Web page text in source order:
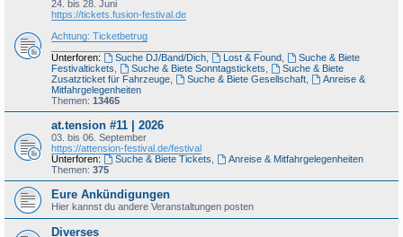
24. bis 28. Juni
https://tickets.fusion-festival.de
Achtung: Ticketbetrug
Unterforen:
Suche DJ/Band/Dich, Lost & Found,
Suche & Biete
Festivaltickets
Suche & Biete Sonntagstickets
Suche & Biete
Zusatzticket für Fahrzeuge
Suche & Biete Gesellschaft,
Anreise &
Mitfahrgelegenheiten
Themen: 13465
at.tension #11 | 2026
03. bis 06. September
https://attension-festival.de/festival
Unterforen:
Suche & Biete Tickets
Anreise & Mitfahrgelegenheiten
Themen: 375
Eure Ankündigungen
Hier kannst du andere Veranstaltungen posten
Diverses